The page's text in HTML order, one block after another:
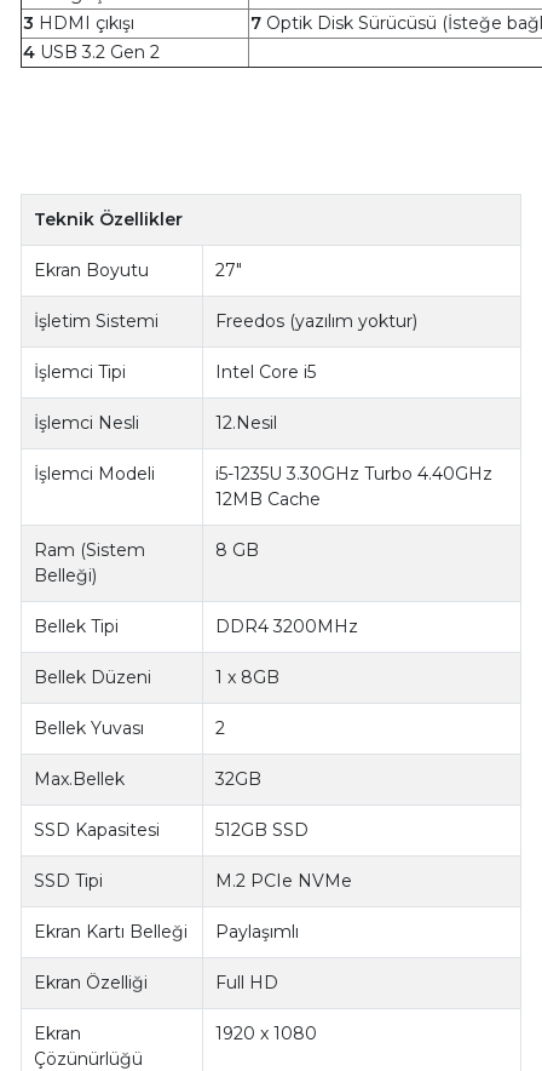
3 HDMI çıkışı 7 Optik Disk Sürücüsü (İsteğe
4USB 3.2 Gen 2
Teknik Özellikler
Ekran Boyutu 27"
İşletim Sistemi Freedos (yazılım yoktur)
İşlemci Tipi Intel Core i5
İşlemci Nesli 12.Nesil
İşlemci Modeli
i5-1235U 3.30GHz Turbo 4.40GHz
12MB Cache
Ram (Sistem
Belleği)
8 GB
Bellek Tipi DDR4 3200MHz
Bellek Düzeni 1 x 8GB
Bellek Yuvası 2
Max.Bellek 32GB
SSD Kapasitesi 512GB SSD
SSD Tipi M.2 PCIe NVMe
Ekran Kartı Belleği Paylaşımlı
Ekran Özelliği Full HD
Ekran
Çözünürlüğü
1920 x 1080